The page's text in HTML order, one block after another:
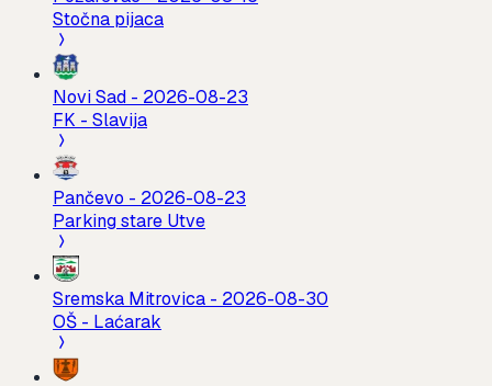
Stočna pijaca
Novi Sad - 2026-08-23
FK - Slavija
Pančevo - 2026-08-23
Parking stare Utve
Sremska Mitrovica - 2026-08-30
OŠ - Laćarak